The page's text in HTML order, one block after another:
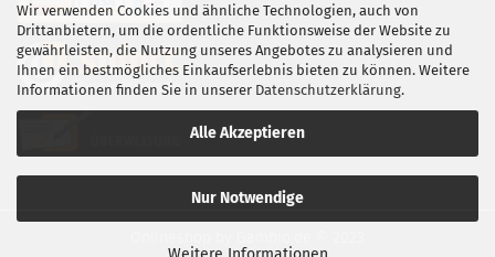
Wir verwenden Cookies und ähnliche Technologien, auch von
Drittanbietern, um die ordentliche Funktionsweise der Website zu
gewährleisten, die Nutzung unseres Angebotes zu analysieren und
Ihnen ein bestmögliches Einkaufserlebnis bieten zu können. Weitere
Informationen finden Sie in unserer Datenschutzerklärung.
Alle Akzeptieren
Nur Notwendige